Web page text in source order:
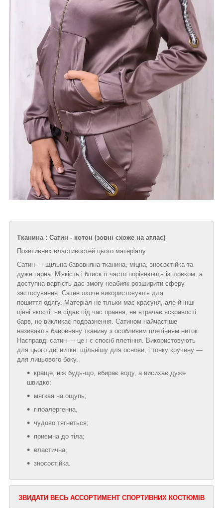
Тканина : Сатин - котон (зовні схоже на атлас)
Позитивних властивостей цього матеріалу:
Сатин — щільна бавовняна тканина, міцна, зносостійка та
дуже гарна. М'якість і блиск її часто порівнюють із шовком, а
доступна вартість дає змогу неабияк розширити сферу
застосування. Сатин охоче використовують для
пошиття одягу. Матеріал не тільки має красуня, але й інші
цінні якості: не сідає під час прання, не втрачає яскравості
барв, не викликає подразнення. Сатином найчастіше
називають бавовняну тканину з особливим плетінням ниток.
Насправді сатин — це і є спосіб плетіння. Використовують
для цього дві нитки: щільнішу для основи, і тонку кручену —
для лицьового боку.
краще, ніж будь-що, вбирає воду, а висихає дуже
швидко;
мягкая на ощупь;
гіпоалергенна,
чудово тягнеться;
приємна до тіла;
еластична;
зносостійка.
ЗВИДАТИ ВЕСЬ АССОРТИМЕНТ СПОРТИВНИХ КОСТЮМІВ